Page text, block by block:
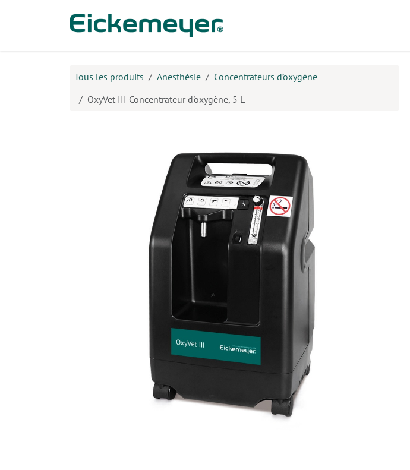
Tous les produits Anesthésie
Concentrateurs d’oxygène
OxyVet III Concentrateur d'oxygène, 5 L